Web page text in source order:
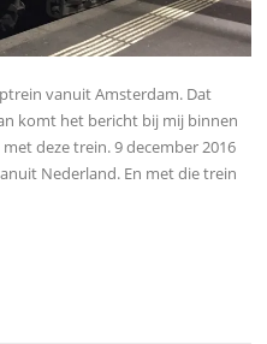
vanuit Amsterdam. Dat
komt het bericht bij mij binnen
deze trein. 9 december 2016
Nederland. En met die trein